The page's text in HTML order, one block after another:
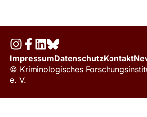
ImpressumDatenschutzKontakt
© Kriminologisches
e. V.